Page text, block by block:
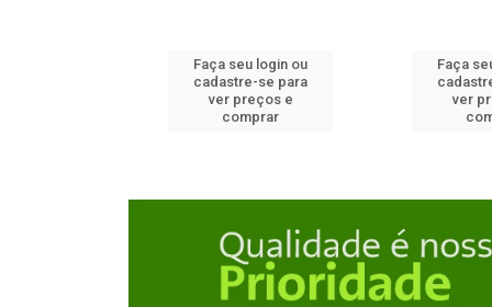
Faça seu login ou
cadastre-se para
ver preços e
comprar
Faça
ver